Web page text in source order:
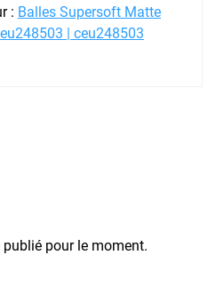
: Balles Supersoft Matte
| ceu248503
pour le moment.